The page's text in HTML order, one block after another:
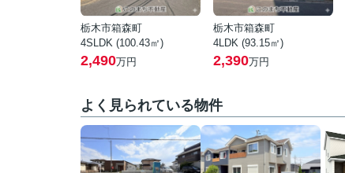
栃木市箱森町
4SLDK (100.43㎡)
2,490万円
栃木市箱森町
4LDK (93.15㎡)
2,390万円
よく見られている物件